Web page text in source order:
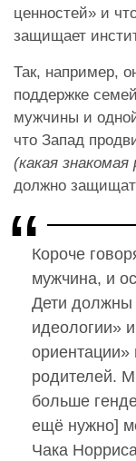
ценностей» и
защищает
Так, например,
поддержке
мужчины и
что Запад
(какая
должно
Короче
мужчина, и
Дети должны
идеологии»
ориентации»
родителей.
больше
ещё нужно]
Чака